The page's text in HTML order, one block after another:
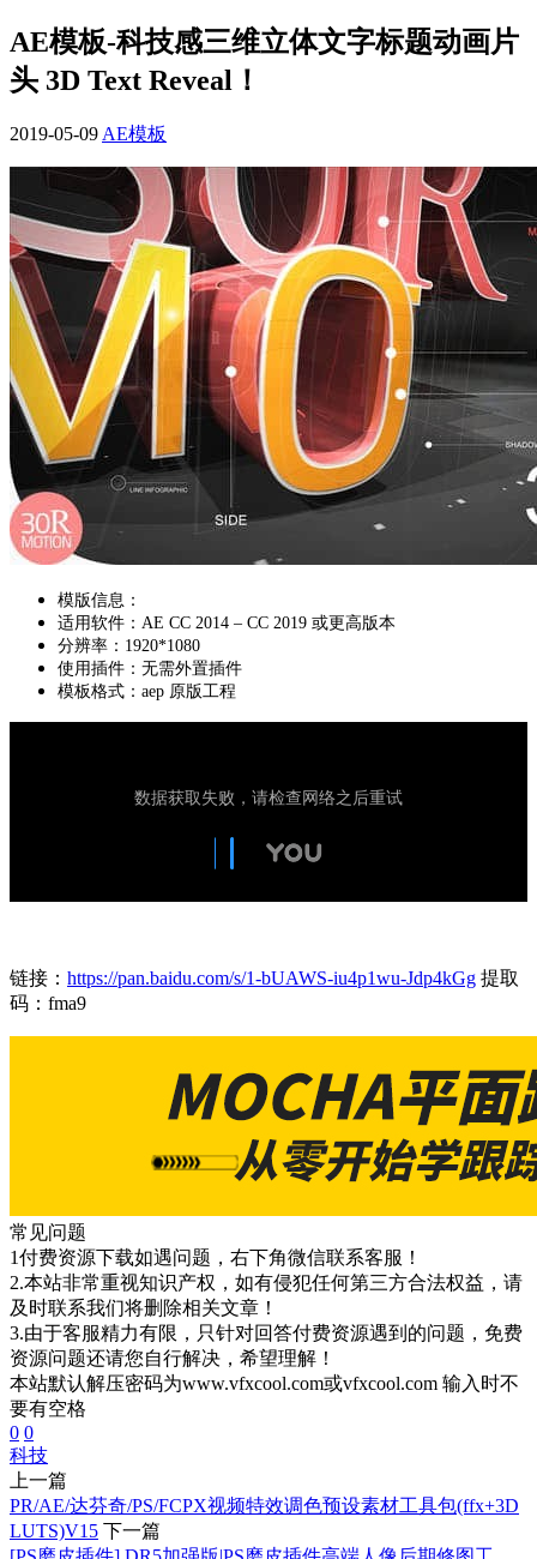
AE模板-科技感三维立体文字标题动画片
头 3D Text Reveal！
2019-05-09AE模板
模版信息：
适用软件：AE CC 2014 – CC 2019 或更高版本
分辨率：1920*1080
使用插件：无需外置插件
模板格式：aep 原版工程
链接： https://pan.baidu.com/s/1-bUAWS-iu4p1wu-Jdp4kGg 提取
码：fma9
常见问题
1付费资源下载如遇问题，右下角微信联系客服！
2.本站非常重视知识产权，如有侵犯任何第三方合法权益，请
及时联系我们将删除相关文章！
3.由于客服精力有限，只针对回答付费资源遇到的问题，免费
资源问题还请您自行解决，希望理解！
本站默认解压密码为www.vfxcool.com或vfxcool.com 输入时不
要有空格
0 0
科技
上一篇
PR/AE/达芬奇/PS/FCPX视频特效调色预设素材工具包(ffx+3D
LUTS)V15 下一篇